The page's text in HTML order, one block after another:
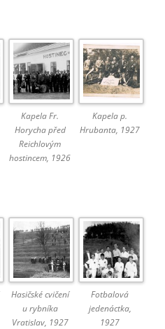
Kapela Fr.
Horycha před
Reichlovým
hostincem, 1926
Kapela p.
Hrubanta, 1927
Hasičské cvičení
u rybníka
Vratislav, 1927
Fotbalová
jedenáctka,
1927